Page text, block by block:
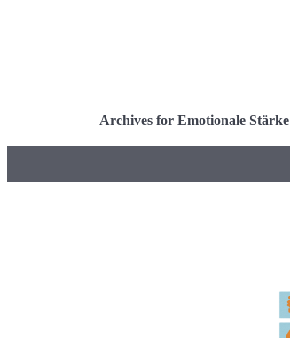
Archives for Emotionale Stärke